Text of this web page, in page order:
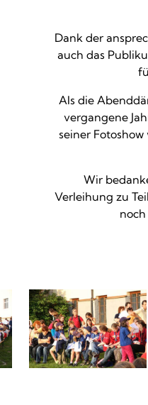
Dank der
auch das
Als die
vergangene
seiner
Wir
Verleihung zu